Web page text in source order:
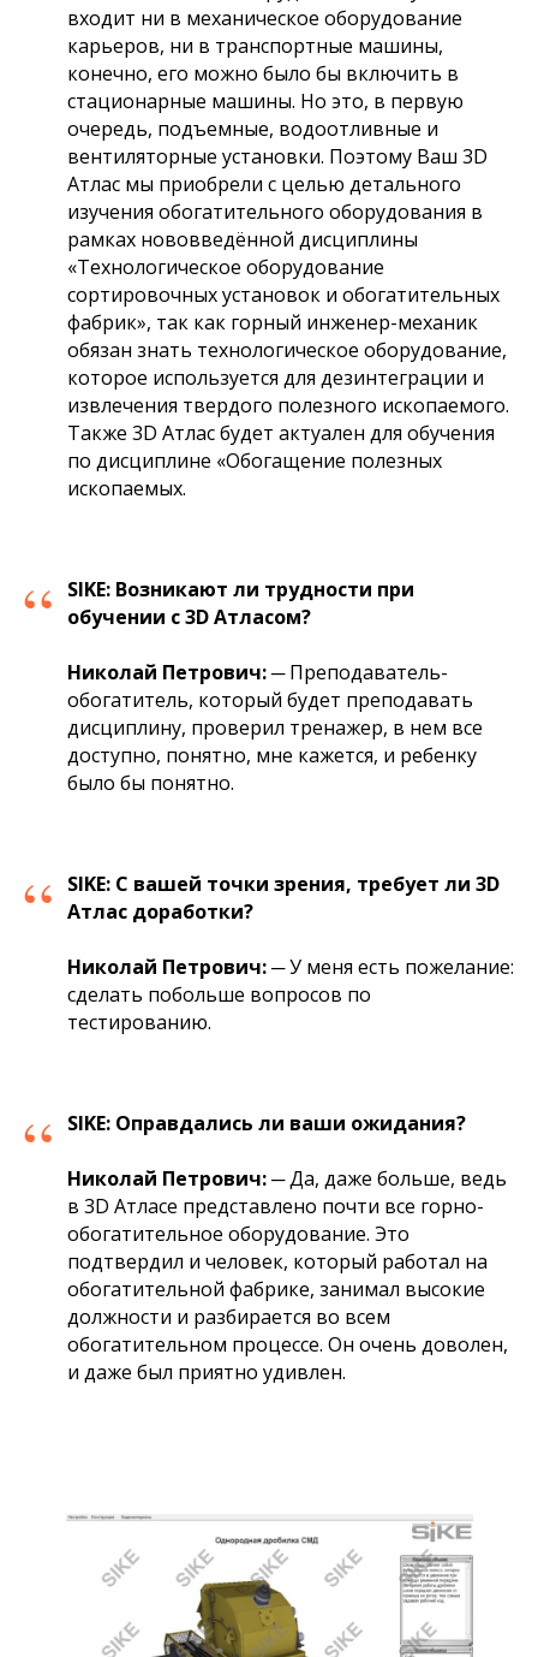
входит ни в механическое оборудование
карьеров, ни в транспортные машины,
конечно, его можно было бы включить в
стационарные машины. Но это, в первую
очередь, подъемные, водоотливные и
вентиляторные установки. Поэтому Ваш 3D
Атлас мы приобрели с целью детального
изучения обогатительного оборудования в
рамках нововведённой дисциплины
«Технологическое оборудование
сортировочных установок и обогатительных
фабрик», так как горный инженер-механик
обязан знать технологическое оборудование,
которое используется для дезинтеграции и
извлечения твердого полезного ископаемого.
Также 3D Атлас будет актуален для обучения
по дисциплине «Обогащение полезных
ископаемых.
“ SIKE: Возникают ли трудности при
обучении c3DАтласом?
Николай Петрович:─ Преподаватель-
обогатитель, который будет преподавать
дисциплину, проверил тренажер, в нем все
доступно, понятно, мне кажется, и ребенку
было бы понятно.
“ SIKE: С вашей точки зрения, требует ли 3D
Атлас доработки?
Николай Петрович:─ У меня есть пожелание:
сделать побольше вопросов по
тестированию.
“ SIKE: Оправдались ли ваши ожидания?
Николай Петрович:─ Да, даже больше, ведь
в 3D Атласе представлено почти все горно-
обогатительное оборудование. Это
подтвердил и человек, который работал на
обогатительной фабрике, занимал высокие
должности и разбирается во всем
обогатительном процессе. Он очень доволен,
и даже был приятно удивлен.